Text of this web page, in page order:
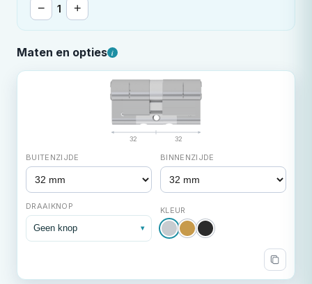
− 1 +
Maten en opties i
32 32
BUITENZIJDE BINNENZIJDE
DRAAIKNOP
Geen knop ▾
KLEUR